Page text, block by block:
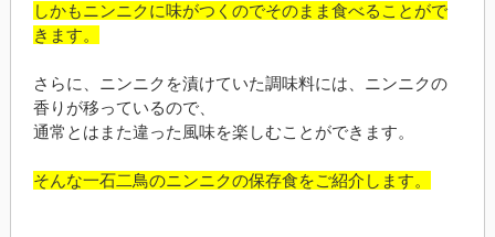
しかもニンニクに味がつくのでそのまま食べることがで
きます。
さらに、ニンニクを漬けていた調味料には、ニンニクの
香りが移っているので、
通常とはまた違った風味を楽しむことができます。
そんな一石二鳥のニンニクの保存食をご紹介します。